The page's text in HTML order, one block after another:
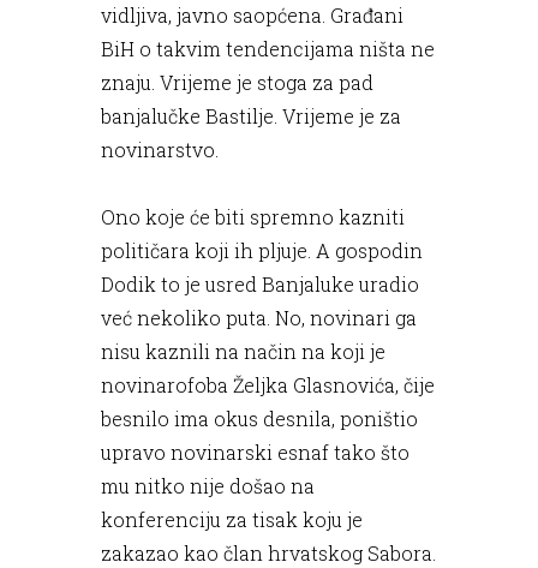
vidljiva, javno saopćena. Građani
BiH o takvim tendencijama ništa ne
znaju. Vrijeme je stoga za pad
banjalučke Bastilje. Vrijeme je za
novinarstvo.
Ono koje će biti spremno kazniti
političara koji ih pljuje. A gospodin
Dodik to je usred Banjaluke uradio
već nekoliko puta. No, novinari ga
nisu kaznili na način na koji je
novinarofoba Željka Glasnovića, čije
besnilo ima okus desnila, poništio
upravo novinarski esnaf tako što
mu nitko nije došao na
konferenciju za tisak koju je
zakazao kao član hrvatskog Sabora.